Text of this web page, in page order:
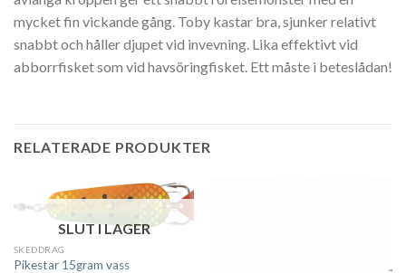
mycket fin vickande gång. Toby kastar bra, sjunker relativt
snabbt och håller djupet vid invevning. Lika effektivt vid
abborrfisket som vid havsöringfisket. Ett måste i beteslådan!
RELATERADE PRODUKTER
SLUT I LAGER
SKEDDRAG
Pikestar 15gram vass